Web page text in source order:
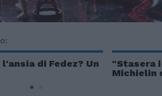
di Fedez? Un
"Stasera
Michielin